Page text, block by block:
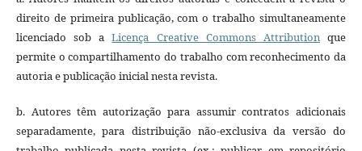
direito de primeira publicação, com o trabalho simultaneamente
licenciado sob aLicença Creative Commons Attributionque
permite o compartilhamento do trabalho com reconhecimento da
autoria e publicação inicial nesta revista.
b. Autores têm autorização para assumir contratos adicionais
separadamente, para distribuição não-exclusiva da versão do